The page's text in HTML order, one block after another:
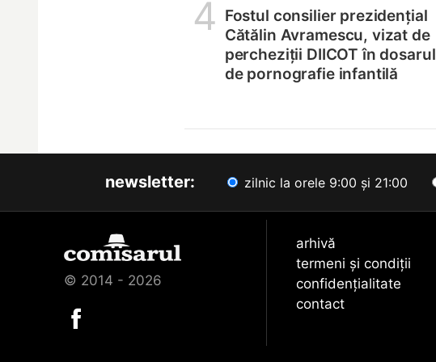
4 Fostul consilier prezidențial
Cătălin Avramescu, vizat de
percheziții DIICOT în dosarul
de pornografie infantilă
newsletter: zilnic la orele 9:00 și 21:00
© 2014 - 2026
arhivă
termeni și condiții
confidențialitate
contact